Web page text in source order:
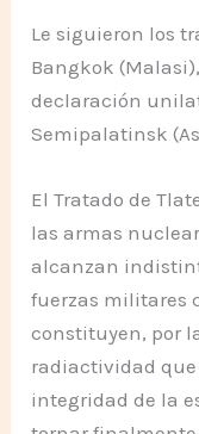
Le siguieron los
Bangkok
declaración
Semipalatinsk
El Tratado de
las armas
alcanzan
fuerzas militares
constituyen, por
radiactividad
integridad de la